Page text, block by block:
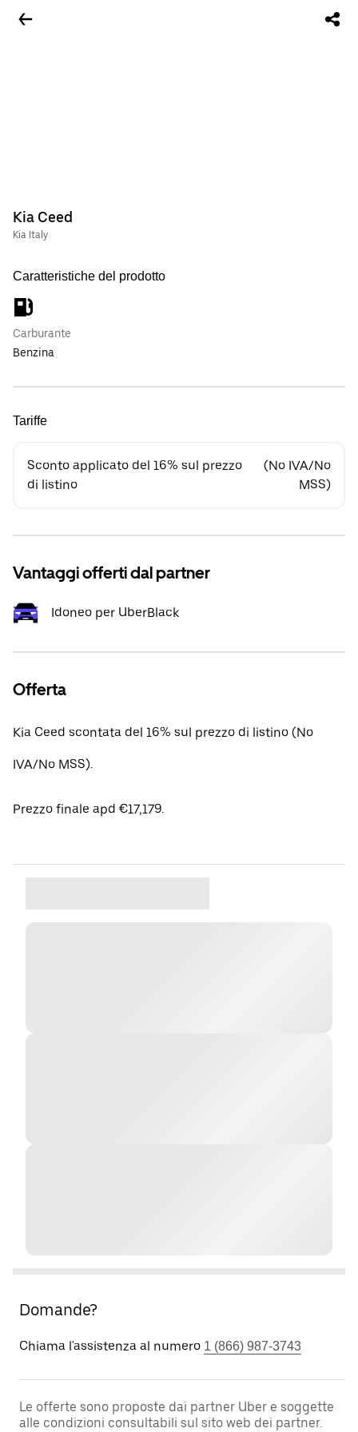
Kia Ceed
Kia Italy
Caratteristiche del prodotto
Carburante
Benzina
Tariffe
Sconto applicato del 16% sul prezzo
di listino
(No IVA/No
MSS)
Vantaggi offerti dal partner
Idoneo per UberBlack
Offerta
Kia Ceed scontata del 16% sul prezzo di listino (No
IVA/No MSS).
Prezzo finale apd €17,179.
Domande?
Chiama l'assistenza al numero 1 (866) 987-3743
Le offerte sono proposte dai partner Uber e soggette
alle condizioni consultabili sul sito web dei partner.